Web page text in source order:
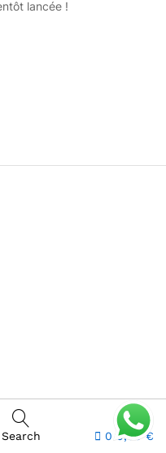
lancée !
Search 0 0,00€